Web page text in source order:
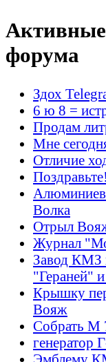
форума
Здох
6 ю 8 =
Продам
Мне
Отличие
Волка
Отрыл
Журнал
Завод КМЗ
"Гераней" и
Крышку
Вояж
Собрать М
генератор
Эмблему